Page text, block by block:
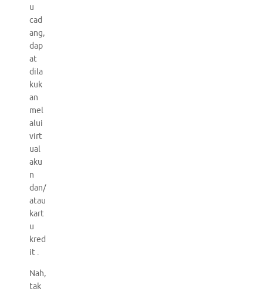
u
cad
ang,
dap
at
dila
kuk
an
mel
alui
virt
ual
aku
n
dan/
atau
kart
u
kred
it .
Nah,
tak